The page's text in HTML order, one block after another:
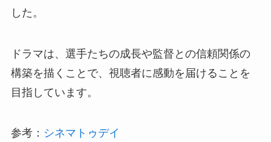
した。
ドラマは、選手たちの成長や監督との信頼関係の
構築を描くことで、視聴者に感動を届けることを
目指しています。
参考： シネマトゥデイ